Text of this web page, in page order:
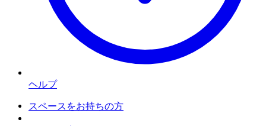
ヘルプ
スペースをお持ちの方